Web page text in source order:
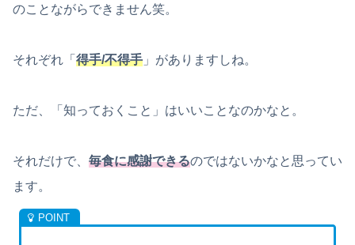
のことながらできません笑。
それぞれ「 得手/不得手 」がありますしね。
ただ、「知っておくこと」はいいことなのかなと。
それだけで、 毎食に感謝できるのではないかなと思ってい
ます。